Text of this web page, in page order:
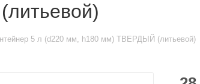
5 л (d220 мм, h180 мм) ТВЕРДЫЙ (литьевой)